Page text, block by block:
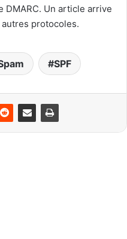
DMARC. Un article arrive
protocoles.
SPF